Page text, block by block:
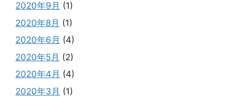
2020年9月 (1)
2020年8月 (1)
2020年6月 (4)
2020年5月 (2)
2020年4月 (4)
2020年3月 (1)